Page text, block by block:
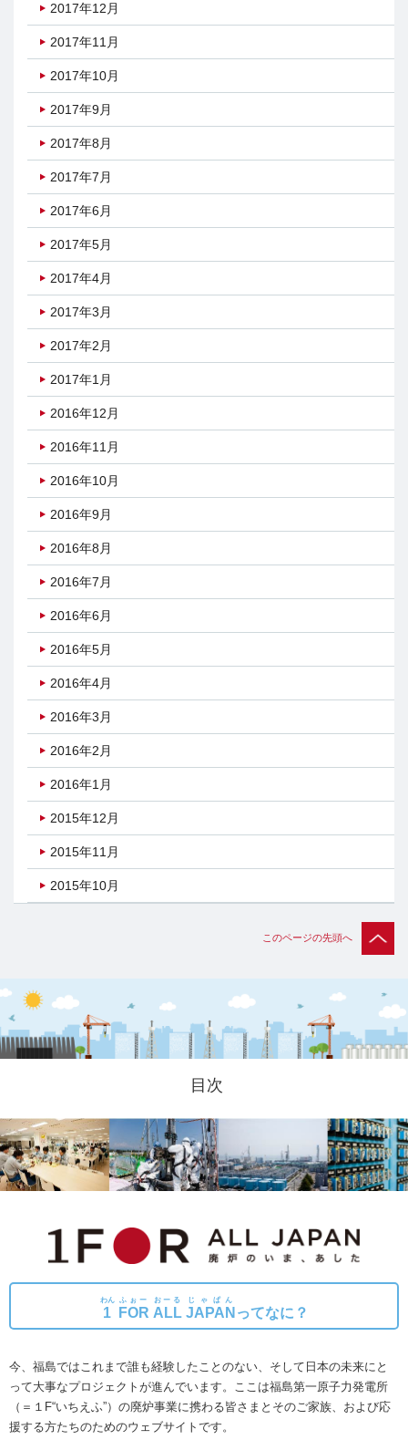
2017年12月
2017年11月
2017年10月
2017年9月
2017年8月
2017年7月
2017年6月
2017年5月
2017年4月
2017年3月
2017年2月
2017年1月
2016年12月
2016年11月
2016年10月
2016年9月
2016年8月
2016年7月
2016年6月
2016年5月
2016年4月
2016年3月
2016年2月
2016年1月
2015年12月
2015年11月
2015年10月
このページの先頭へ
目次
1
わん
FOR
ふぉー
ALL
おーる
JAPAN
じゃぱん
ってなに？
今、福島ではこれまで誰も経験したことのない、そして日本の未来にと
って大事なプロジェクトが進んでいます。 ここは福島第一原子力発電所
（＝１F“いちえふ”）の廃炉事業に携わる皆さまとそのご家族、および応
援する方たちのためのウェブサイトです。